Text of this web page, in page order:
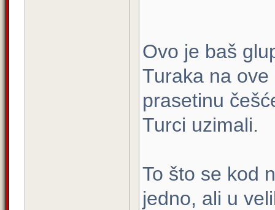
Ovo je baš
Turaka na
prasetinu
Turci uzimali.
To što se kod
jedno, ali u